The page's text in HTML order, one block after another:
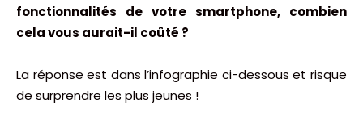
fonctionnalités de votre smartphone, combien
cela vous aurait-il coûté ?
La réponse est dans l’infographie ci-dessous et risque
de surprendre les plus jeunes !